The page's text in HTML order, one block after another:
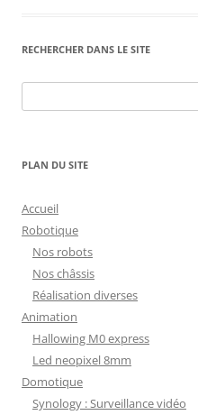
RECHERCHER DANS LE SITE
PLAN DU SITE
Accueil
Robotique
Nos robots
Nos châssis
Réalisation diverses
Animation
Hallowing M0 express
Led neopixel 8mm
Domotique
Synology : Surveillance vidéo